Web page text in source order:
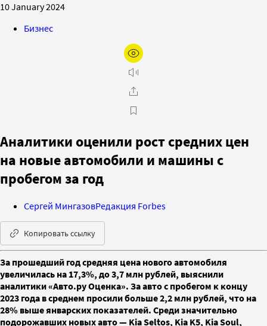
10 January 2024
Бизнес
Аналитики оценили рост средних цен
на новые автомобили и машины с
пробегом за год
Сергей МингазовРедакция Forbes
Копировать ссылку
За прошедший год средняя цена нового автомобиля
увеличилась на 17,3%, до 3,7 млн рублей, выяснили
аналитики «Авто.ру Оценка». За авто с пробегом к концу
2023 года в среднем просили больше 2,2 млн рублей, что на
28% выше январских показателей. Среди значительно
подорожавших новых авто — Kia Seltos, Kia K5, Kia Soul,